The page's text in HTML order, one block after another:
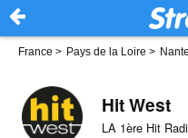
France > Pays de la Loire >
Hit West
LA 1ère Hit